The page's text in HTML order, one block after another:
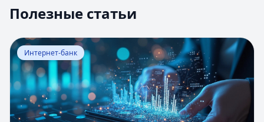
Полезные статьи
Перейти к статье:Оценка вероятности банкротства
Интернет-банк